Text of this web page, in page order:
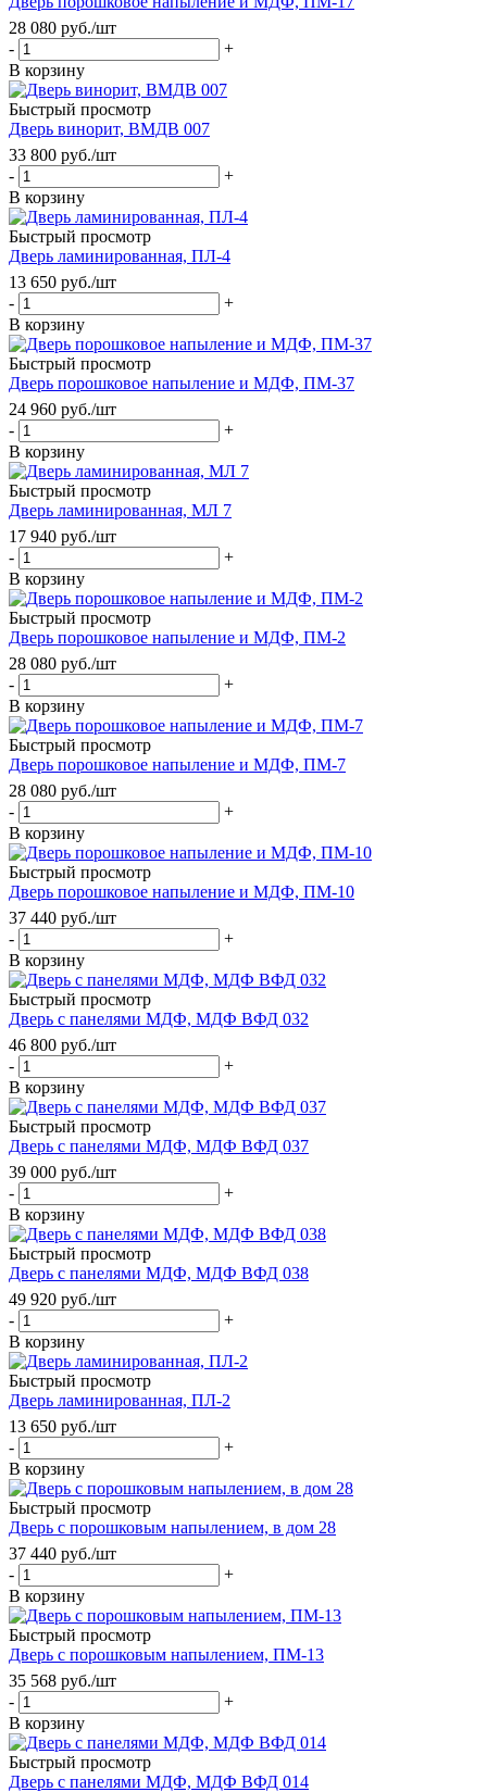
28 080 руб./шт
-
+
В корзину
Быстрый просмотр
Дверь винорит, ВМДВ 007
33 800 руб./шт
-
+
В корзину
Быстрый просмотр
Дверь ламинированная, ПЛ-4
13 650 руб./шт
-
+
В корзину
Быстрый просмотр
Дверь порошковое напыление и МДФ, ПМ-37
24 960 руб./шт
-
+
В корзину
Быстрый просмотр
Дверь ламинированная, МЛ 7
17 940 руб./шт
-
+
В корзину
Быстрый просмотр
Дверь порошковое напыление и МДФ, ПМ-2
28 080 руб./шт
-
+
В корзину
Быстрый просмотр
Дверь порошковое напыление и МДФ, ПМ-7
28 080 руб./шт
-
+
В корзину
Быстрый просмотр
Дверь порошковое напыление и МДФ, ПМ-10
37 440 руб./шт
-
+
В корзину
Быстрый просмотр
Дверь с панелями МДФ, МДФ ВФД 032
46 800 руб./шт
-
+
В корзину
Быстрый просмотр
Дверь с панелями МДФ, МДФ ВФД 037
39 000 руб./шт
-
+
В корзину
Быстрый просмотр
Дверь с панелями МДФ, МДФ ВФД 038
49 920 руб./шт
-
+
В корзину
Быстрый просмотр
Дверь ламинированная, ПЛ-2
13 650 руб./шт
-
+
В корзину
Быстрый просмотр
Дверь с порошковым напылением, в дом 28
37 440 руб./шт
-
+
В корзину
Быстрый просмотр
Дверь с порошковым напылением, ПМ-13
35 568 руб./шт
-
+
В корзину
Быстрый просмотр
Дверь с панелями МДФ, МДФ ВФД 014